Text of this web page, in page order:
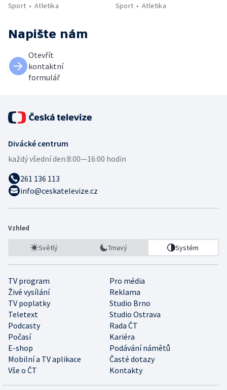
Sport
Atletika
Sport
Atletika
Napište nám
Otevřít
kontaktní
formulář
Divácké centrum
každý všední den:8:00—16:00 hodin
261 136 113
info@ceskatelevize.cz
Vzhled
Světlý Tmavý Systém
TV program
Pro média
Živé vysílání
Reklama
TV poplatky
Studio Brno
Teletext
Studio Ostrava
Podcasty
Rada ČT
Počasí
Kariéra
E-shop
Podávání námětů
Mobilní a TV aplikace
Časté dotazy
Vše o ČT
Kontakty